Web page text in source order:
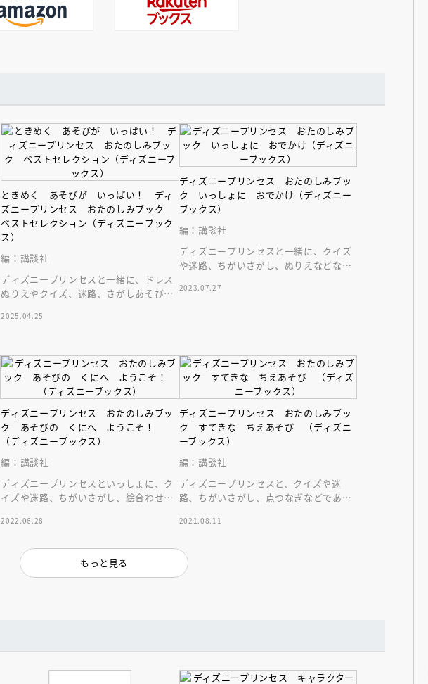
ときめく あそびが いっぱい！ ディ
ズニープリンセス おたのしみブック
ベストセレクション（ディズニーブック
ス）
編：講談社
ディズニープリンセスと一緒に、ドレス
ぬりえやクイズ、迷路、さがしあそびを
びがいっぱい！
2025.04.25
ディズニープリンセス おたのしみブッ
ク いっしょに おでかけ（ディズニー
ブックス）
編：講談社
ディズニープリンセスと一緒に、クイズ
や迷路、ちがいさがし、ぬりえなどなど
かけにも最適！
2023.07.27
ディズニープリンセス おたのしみブッ
ク あそびの くにへ ようこそ！
（ディズニーブックス）
編：講談社
ディズニープリンセスといっしょに、ク
イズや迷路、ちがいさがし、絵合わせ、
り楽しめます！
2022.06.28
ディズニープリンセス おたのしみブッ
ク すてきな ちえあそび （ディズニ
ーブックス）
編：講談社
ディズニープリンセスと、クイズや迷
路、ちがいさがし、点つなぎなどであそ
がいっぱい！
2021.08.11
もっと見る えほん通信